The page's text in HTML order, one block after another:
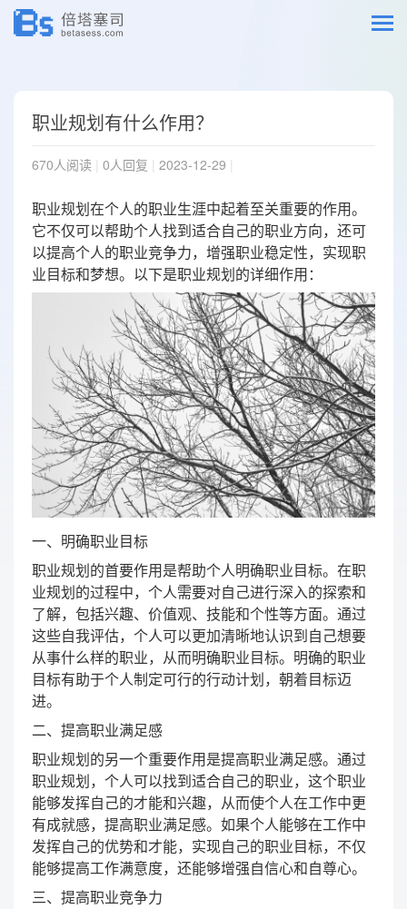
职业规划有什么作用？
670人阅读 0人回复 2023-12-29
职业规划在个人的职业生涯中起着至关重要的作用。
它不仅可以帮助个人找到适合自己的职业方向，还可
以提高个人的职业竞争力，增强职业稳定性，实现职
业目标和梦想。以下是职业规划的详细作用：
一、明确职业目标
职业规划的首要作用是帮助个人明确职业目标。在职
业规划的过程中，个人需要对自己进行深入的探索和
了解，包括兴趣、价值观、技能和个性等方面。通过
这些自我评估，个人可以更加清晰地认识到自己想要
从事什么样的职业，从而明确职业目标。明确的职业
目标有助于个人制定可行的行动计划，朝着目标迈
进。
二、提高职业满足感
职业规划的另一个重要作用是提高职业满足感。通过
职业规划，个人可以找到适合自己的职业，这个职业
能够发挥自己的才能和兴趣，从而使个人在工作中更
有成就感，提高职业满足感。如果个人能够在工作中
发挥自己的优势和才能，实现自己的职业目标，不仅
能够提高工作满意度，还能够增强自信心和自尊心。
三、提高职业竞争力